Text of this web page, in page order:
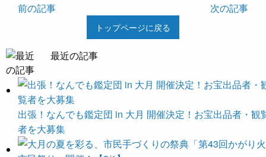
前の記事
次の記事
トップページに戻る
最近の記事
出張！なんでも鑑定団 in 大月 開催決定！お宝出品者・観
者を大募集